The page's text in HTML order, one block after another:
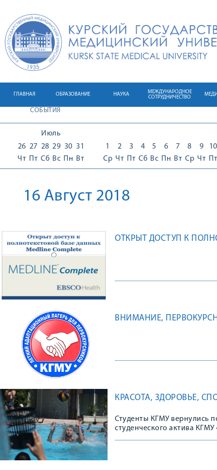
ГЛАВНАЯ ОБРАЗОВАНИЕ НАУКА
МЕЖДУНАРОДНОЕ
СОТРУДНИЧЕСТВО
СОБЫТИЯ
Июль
26
Чт
27
Пт
28
Сб
29
Вс
30
Пн
31
Вт
1
Ср
2
Чт
3
Пт
4
Сб
5
Вс
6
Пн
7
Вт
8
Ср
9
Чт
10
Пт
16 Август 2018
ОТКРЫТ ДОСТУП К
ВНИМАНИЕ,
КРАСОТА, ЗДОРОВЬЕ,
Студенты КГМУ вернулись
студенческого актива КГМУ